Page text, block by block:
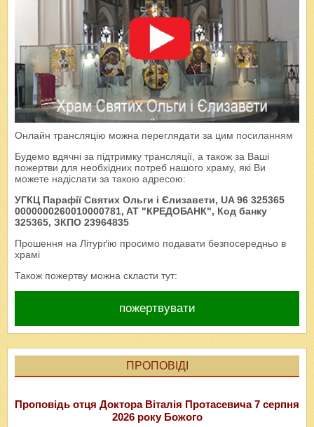
Онлайн трансляцію можна переглядати за цим посиланням
Будемо вдячні за підтримку трансляції, а також за Ваші
пожертви для необхідних потреб нашого храму, які Ви
можете надіслати за такою адресою:
УГКЦ Парафії Святих Ольги і Єлизавети, UA 96 325365
0000000260010000781, AT "КРЕДОБАНК", Код банку
325365, ЗКПО 23964835
Прошення на Літурґію просимо подавати безпосередньо в
храмі
Також пожертву можна скласти тут:
пожертвувати
ПРОПОВІДІ
Проповідь отця Доктора Віталія Протасевича 7 серпня
2026 року Божого